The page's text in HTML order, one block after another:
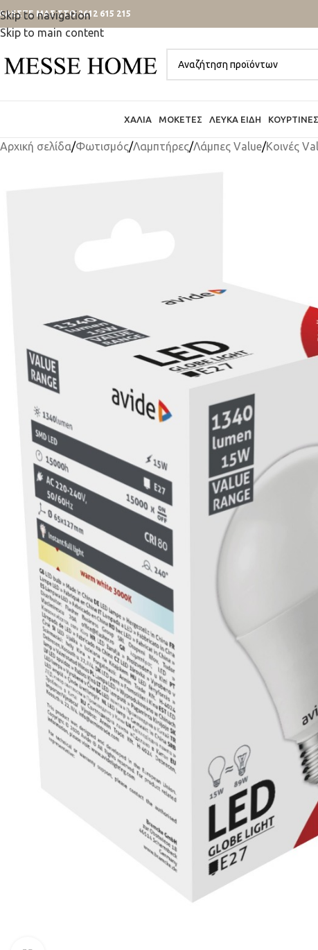
Skip to navigation
Skip to main content
ΜΑΣ ΣΤΟ 2612 615 215
ΧΑΛΙΆ ΜΟΚΈΤΕΣ ΛΕΥΚΆ ΕΊΔΗ ΚΟΥΡΤΊΝΕΣ
Αρχική σελίδα/Φωτισμός/Λαμπτήρες/Λάμπες Value/Κοινές